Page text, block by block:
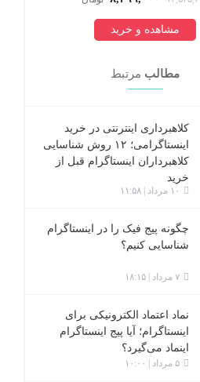
مشاهده و خرید
مطالب مرتبط
کلاهبرداری اینترنتی در خرید
اینستاگرامی؛ ۱۲ روش شناسایی
کلاهبرداران اینستاگرام قبل از
خرید
۱۰ مرداد | ۱۱:۵۸
چگونه پیج فیک را در اینستاگرام
شناسایی کنیم؟
۷ مرداد | ۱۸:۱۵
نماد اعتماد الکترونیکی برای
اینستاگرام؛ آیا پیج اینستاگرام
اینماد می‌گیرد؟
۵ مرداد | ۱۰:۰۰